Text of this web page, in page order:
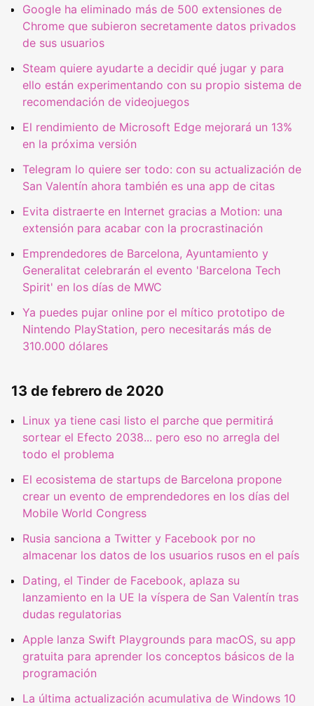
Google ha eliminado más de 500 extensiones de
Chrome que subieron secretamente datos privados
de sus usuarios
Steam quiere ayudarte a decidir qué jugar y para
ello están experimentando con su propio sistema de
recomendación de videojuegos
El rendimiento de Microsoft Edge mejorará un 13%
en la próxima versión
Telegram lo quiere ser todo: con su actualización de
San Valentín ahora también es una app de citas
Evita distraerte en Internet gracias a Motion: una
extensión para acabar con la procrastinación
Emprendedores de Barcelona, Ayuntamiento y
Generalitat celebrarán el evento 'Barcelona Tech
Spirit' en los días de MWC
Ya puedes pujar online por el mítico prototipo de
Nintendo PlayStation, pero necesitarás más de
310.000 dólares
13 de febrero de 2020
Linux ya tiene casi listo el parche que permitirá
sortear el Efecto 2038... pero eso no arregla del
todo el problema
El ecosistema de startups de Barcelona propone
crear un evento de emprendedores en los días del
Mobile World Congress
Rusia sanciona a Twitter y Facebook por no
almacenar los datos de los usuarios rusos en el país
Dating, el Tinder de Facebook, aplaza su
lanzamiento en la UE la víspera de San Valentín tras
dudas regulatorias
Apple lanza Swift Playgrounds para macOS, su app
gratuita para aprender los conceptos básicos de la
programación
La última actualización acumulativa de Windows 10